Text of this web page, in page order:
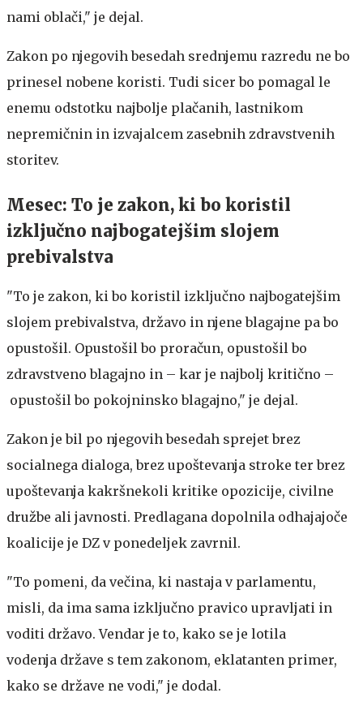
nami oblači," je dejal.
Zakon po njegovih besedah srednjemu razredu ne bo
prinesel nobene koristi. Tudi sicer bo pomagal le
enemu odstotku najbolje plačanih, lastnikom
nepremičnin in izvajalcem zasebnih zdravstvenih
storitev.
Mesec: To je zakon, ki bo koristil
izključno najbogatejšim slojem
prebivalstva
"To je zakon, ki bo koristil izključno najbogatejšim
slojem prebivalstva, državo in njene blagajne pa bo
opustošil. Opustošil bo proračun, opustošil bo
zdravstveno blagajno in – kar je najbolj kritično –
opustošil bo pokojninsko blagajno," je dejal.
Zakon je bil po njegovih besedah sprejet brez
socialnega dialoga, brez upoštevanja stroke ter brez
upoštevanja kakršnekoli kritike opozicije, civilne
družbe ali javnosti. Predlagana dopolnila odhajajoče
koalicije je DZ v ponedeljek zavrnil.
"To pomeni, da večina, ki nastaja v parlamentu,
misli, da ima sama izključno pravico upravljati in
voditi državo. Vendar je to, kako se je lotila
vodenja države s tem zakonom, eklatanten primer,
kako se države ne vodi," je dodal.